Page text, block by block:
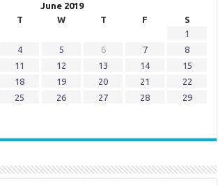
June 2019
T W T F
S
1
4 5 6 7
8
11 12 13 14
15
18 19 20 21
22
25 26 27 28
29